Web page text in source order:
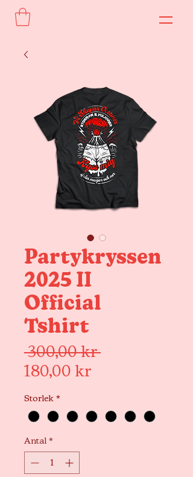
Partykryssen
2025 II
Official
Tshirt
300,00 kr Ordinarie
180,00 kr
Storlek *
Antal *